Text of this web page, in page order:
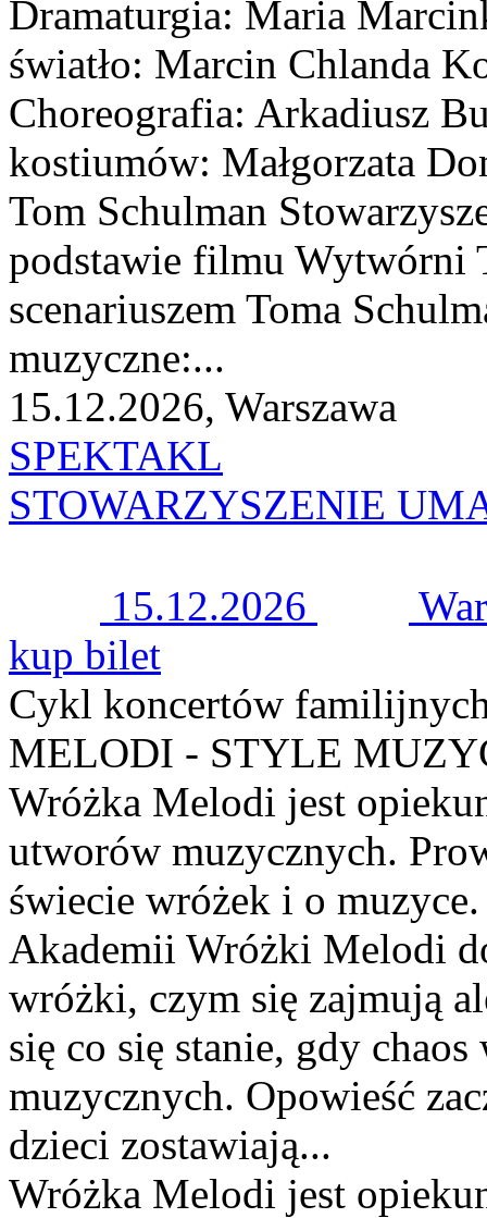
Dramaturgia: Maria
światło: Marcin Chlanda
Choreografia: Arkadiusz
kostiumów: Małgorzata
Tom Schulman
podstawie filmu Wytwórni
scenariuszem Toma
muzyczne:...
15.12.2026, Warszawa
SPEKTAKL
STOWARZYSZENIE
15.12.2026
kup bilet
Cykl koncertów
MELODI - STYLE
Wróżka Melodi jest
utworów muzycznych.
świecie wróżek i o
Akademii Wróżki Melodi
wróżki, czym się zajmują
się co się stanie, gdy
muzycznych. Opowieść
dzieci zostawiają...
Wróżka Melodi jest